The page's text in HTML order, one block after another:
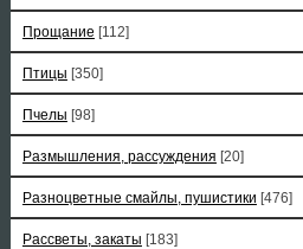
Прощание [112]
Птицы [350]
Пчелы [98]
Размышления, рассуждения [20]
Разноцветные смайлы, пушистики [476]
Рассветы, закаты [183]